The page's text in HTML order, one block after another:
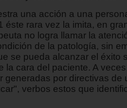
una acción a una
éste rara vez la imita, en
no logra llamar la
de la patología, sin
se pueda alcanzar el éxito
la cara del paciente. A
generadas por directivas de
verbos estos que